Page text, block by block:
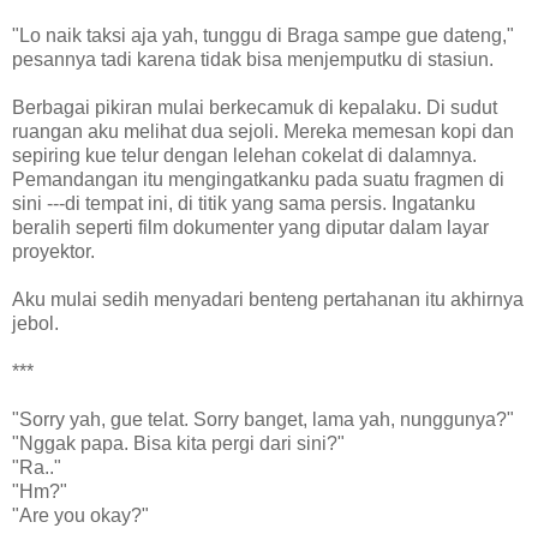
"Lo naik taksi aja yah, tunggu di Braga sampe gue dateng,"
pesannya tadi karena tidak bisa menjemputku di stasiun.
Berbagai pikiran mulai berkecamuk di kepalaku. Di sudut
ruangan aku melihat dua sejoli. Mereka memesan kopi dan
sepiring kue telur dengan lelehan cokelat di dalamnya.
Pemandangan itu mengingatkanku pada suatu fragmen di
sini ---di tempat ini, di titik yang sama persis. Ingatanku
beralih seperti film dokumenter yang diputar dalam layar
proyektor.
Aku mulai sedih menyadari benteng pertahanan itu akhirnya
jebol.
***
"Sorry yah, gue telat. Sorry banget, lama yah, nunggunya?"
"Nggak papa. Bisa kita pergi dari sini?"
"Ra.."
"Hm?"
"Are you okay?"